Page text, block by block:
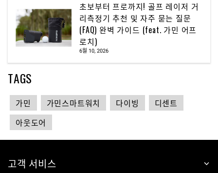
초보부터 프로까지! 골프 레이저 거
리측정기 추천 및 자주 묻는 질문
(FAQ) 완벽 가이드 (feat. 가민 어프
로치)
6월 10, 2026
TAGS
가민 가민스마트워치 다이빙
디센트
아웃도어
고객 서비스